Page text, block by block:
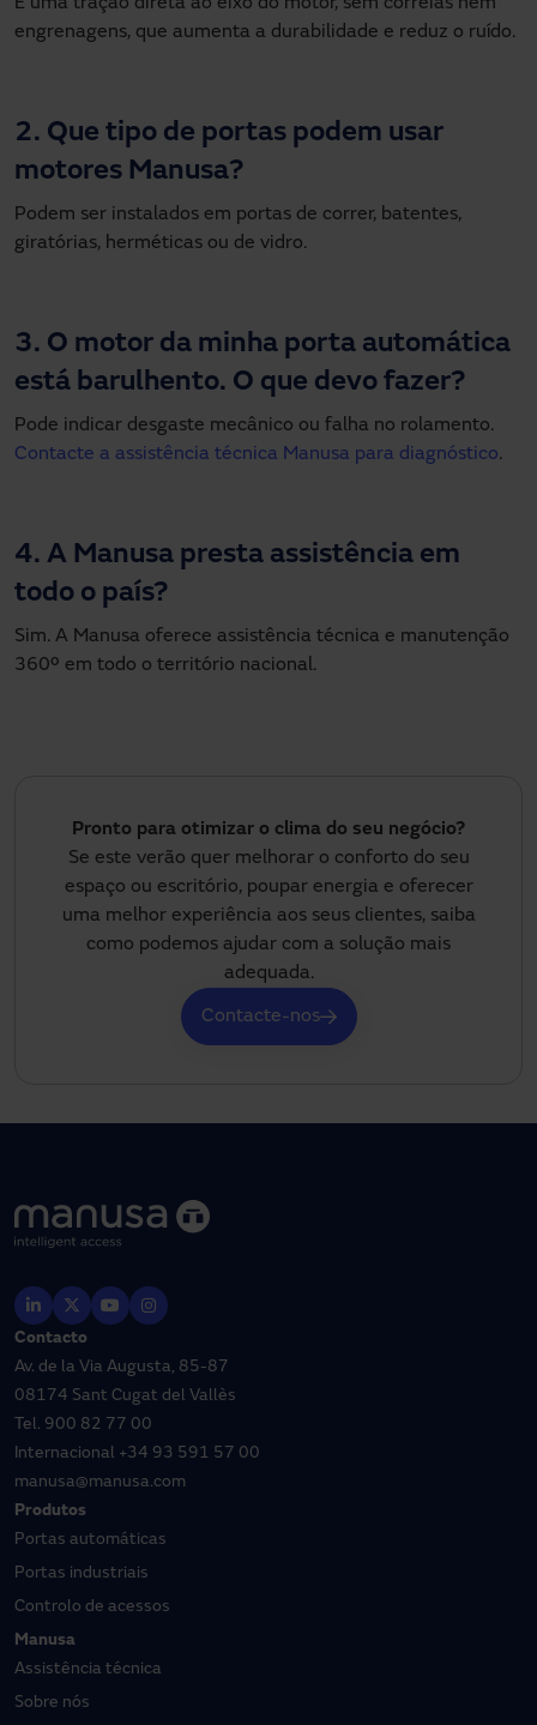
engrenagens, que aumenta a durabilidade e reduz o ruído.
2. Que tipo de portas podem usar
motores Manusa?
Podem ser instalados em portas de correr, batentes,
giratórias, herméticas ou de vidro.
3. O motor da minha porta automática
está barulhento. O que devo fazer?
Pode indicar desgaste mecânico ou falha no rolamento.
Contacte a assistência técnica Manusa para diagnóstico.
4. A Manusa presta assistência em
todo o país?
Sim. A Manusa oferece assistência técnica e manutenção
360º em todo o território nacional.
Pronto para otimizar o clima do seu negócio?
Se este verão quer melhorar o conforto do seu
espaço ou escritório, poupar energia e oferecer
uma melhor experiência aos seus clientes, saiba
como podemos ajudar com a solução mais
adequada.
Contacte-nos
Contacto
Av. de la Via Augusta, 85-87
08174 Sant Cugat del Vallès
Tel. 900 82 77 00
Internacional +34 93 591 57 00
manusa@manusa.com
Produtos
Portas automáticas
Portas industriais
Controlo de acessos
Manusa
Assistência técnica
Sobre nós